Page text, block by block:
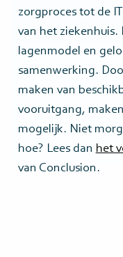
zorgproces tot de
van het
lagenmodel en
samenwerking.
maken van
vooruitgang,
mogelijk. Niet
hoe? Lees dan het
van Conclusion.